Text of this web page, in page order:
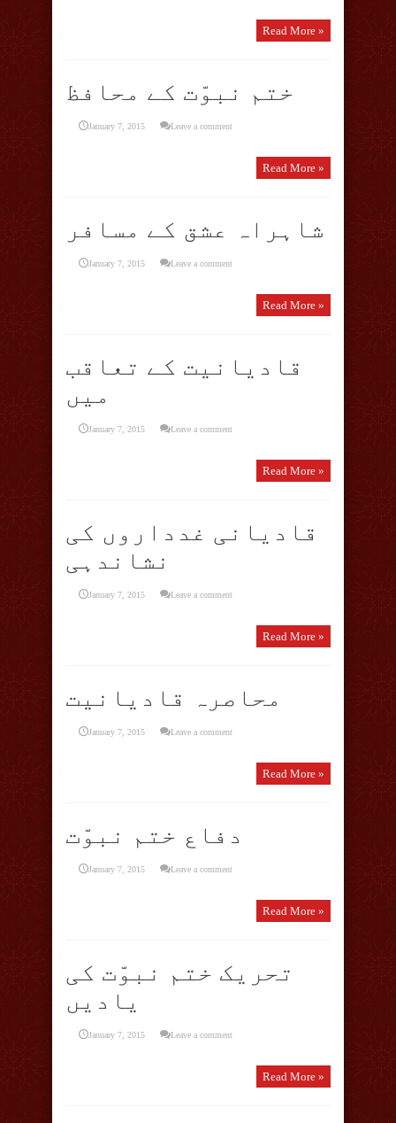
Read More »
ختم نبوّت کے محافظ
January 7, 2015 Leave a comment
Read More »
شاہراہ عشق کے مسافر
January 7, 2015 Leave a comment
Read More »
قادیانیت کے تعاقب
میں
January 7, 2015 Leave a comment
Read More »
قادیانی غدداروں کی
نشاندہی
January 7, 2015 Leave a comment
Read More »
محاصرہ قادیانیت
January 7, 2015 Leave a comment
Read More »
دفاع ختم نبوّت
January 7, 2015 Leave a comment
Read More »
تحریک ختم نبوّت کی
یادیں
January 7, 2015 Leave a comment
Read More »